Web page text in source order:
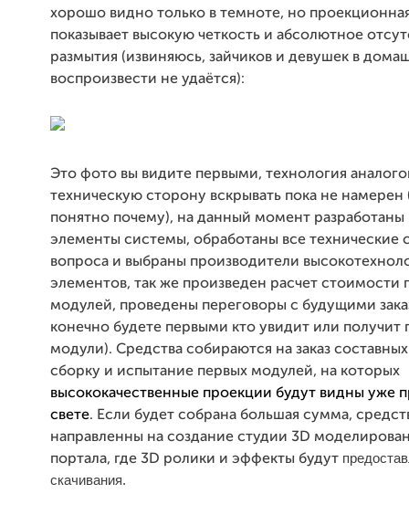
хорошо видно только в темноте, но
показывает высокую четкость и абсолютное
размытия (извиняюсь, зайчиков и девушек в
воспроизвести не удаётся):
Это фото вы видите первыми, технология
техническую сторону вскрывать пока не
понятно почему), на данный момент разработаны
элементы системы, обработаны все технические
вопроса и выбраны производители
элементов, так же произведен расчет стоимости
модулей, проведены переговоры с будущими
конечно будете первыми кто увидит или получит
модули). Средства собираются на заказ
сборку и испытание первых модулей, на которых
высококачественные проекции будут видны уже
свете. Если будет собрана большая сумма,
направленны на создание студии 3D
портала, где 3D ролики и эффекты будут
скачивания.